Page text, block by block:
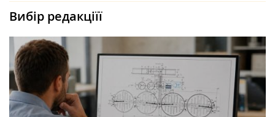
Вибір редакціїї